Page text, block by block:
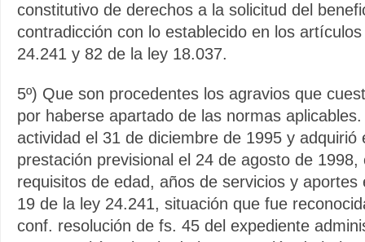
constitutivo de derechos a la solicitud del
contradicción con lo establecido en los
24.241 y 82 de la ley 18.037.
5º) Que son procedentes los agravios que
por haberse apartado de las normas
actividad el 31 de diciembre de 1995 y adquirió
prestación previsional el 24 de agosto de 1998,
requisitos de edad, años de servicios y aportes
19 de la ley 24.241, situación que fue
conf. resolución de fs. 45 del expediente